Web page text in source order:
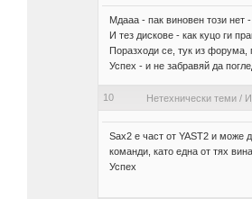
Мдааа - пак виновен този нет -
И тез дискове - как куцо ги
Поразходи се, тук из форума,
Успех - и не забравяй да
10 Нетехнически теми/
Sax2 е част от YAST2 и може
команди, като една от тях
Успех